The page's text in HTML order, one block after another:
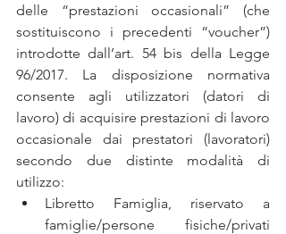
delle “prestazioni occasionali” (che
sostituiscono i precedenti “voucher”)
introdotte dall’art. 54 bis della Legge
96/2017. La disposizione normativa
consente agli utilizzatori (datori di
lavoro) di acquisire prestazioni di lavoro
occasionale dai prestatori (lavoratori)
secondo due distinte modalità di
utilizzo:
Libretto Famiglia, riservato a
famiglie/persone fisiche/privati